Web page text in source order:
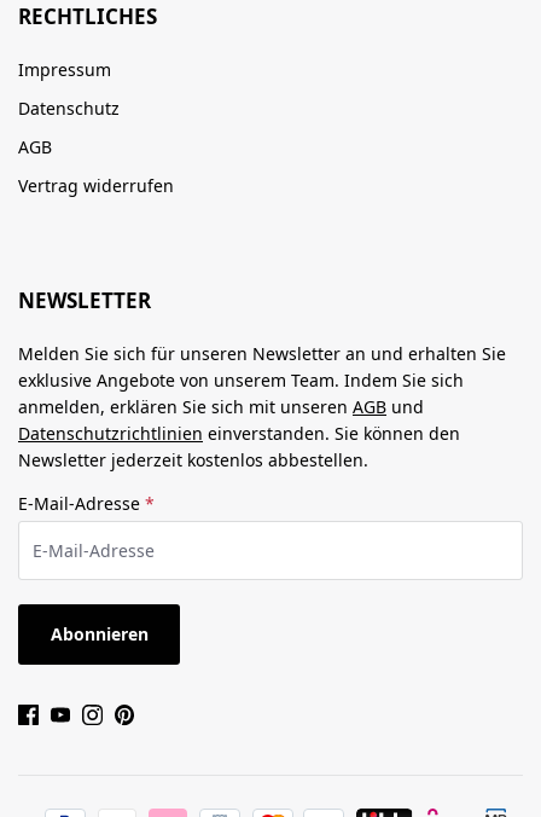
RECHTLICHES
Impressum
Datenschutz
AGB
Vertrag widerrufen
NEWSLETTER
Melden Sie sich für unseren Newsletter an und erhalten Sie
exklusive Angebote von unserem Team. Indem Sie sich
anmelden, erklären Sie sich mit unseren AGB und
Datenschutzrichtlinien einverstanden. Sie können den
Newsletter jederzeit kostenlos abbestellen.
E-Mail-Adresse *
Abonnieren